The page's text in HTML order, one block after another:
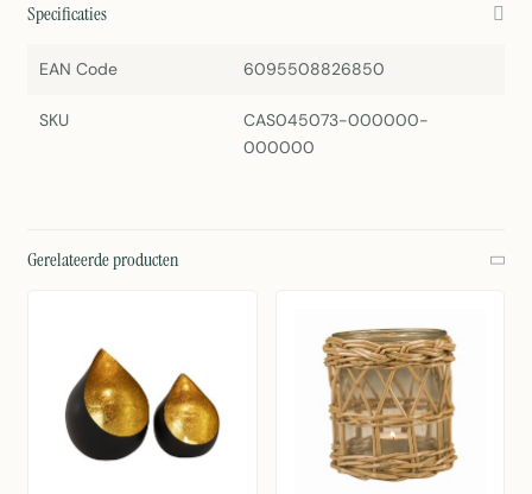
Specificaties
EAN Code 6095508826850
SKU
CAS045073-000000-
000000
Gerelateerde producten